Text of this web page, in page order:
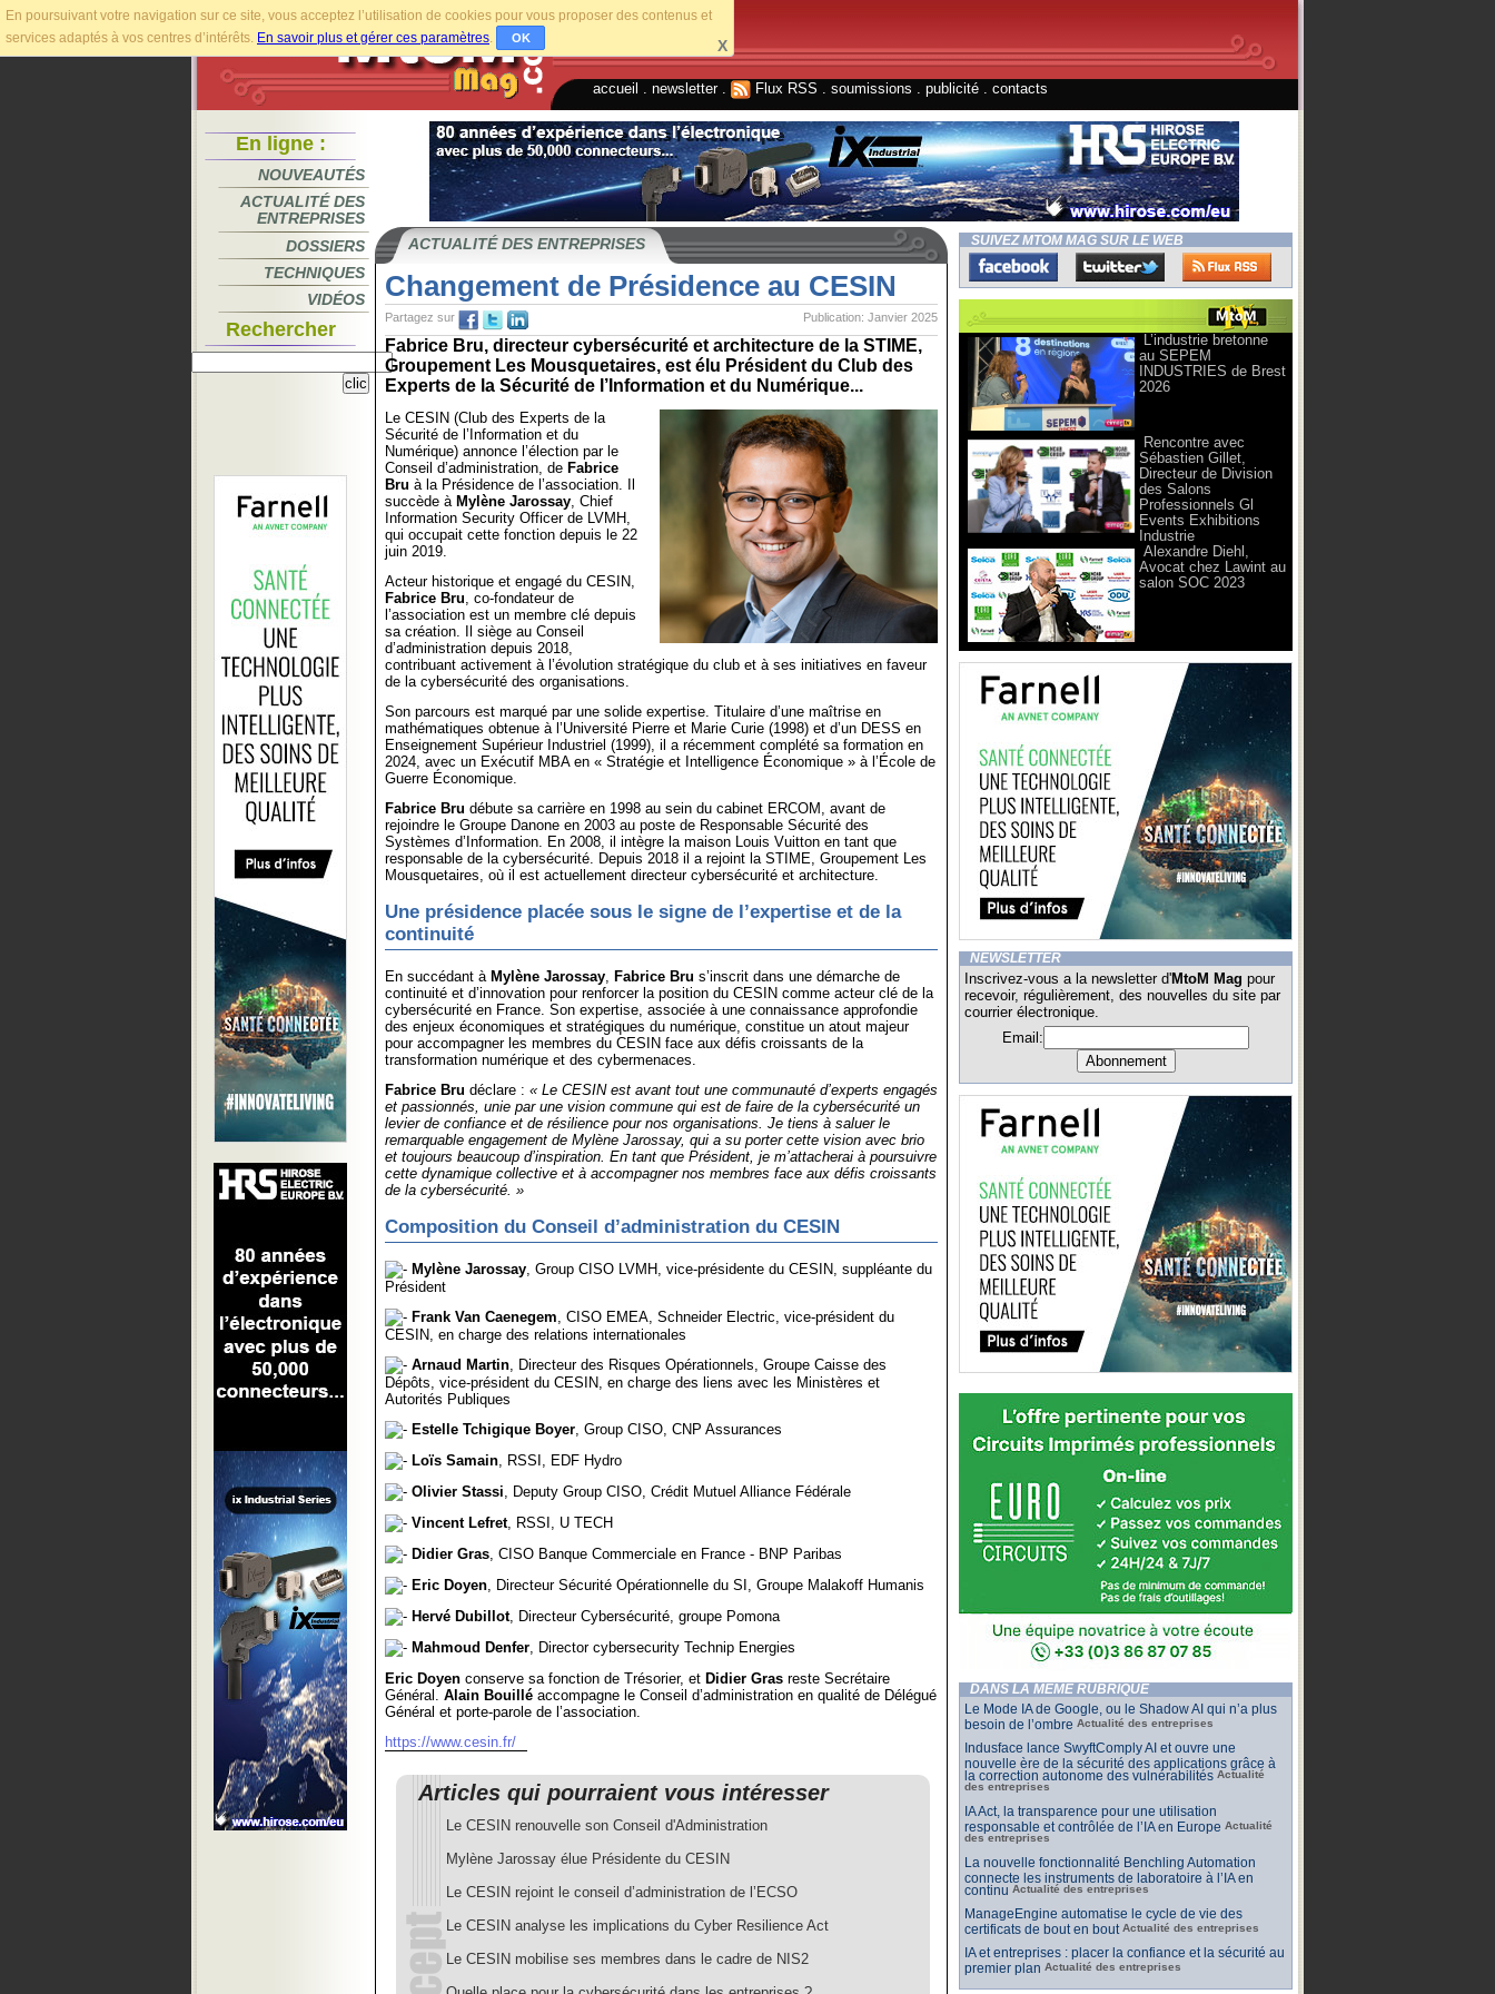
En poursuivant votre navigation sur ce site, vous acceptez l’utilisation de cookies pour vous proposer des contenus et
services adaptés à vos centres d’intérêts. En savoir plus et gérer ces paramètres. OK X
accueil newsletter. Flux RSS soumissions publicité contacts
En ligne :
NOUVEAUTÉS
ACTUALITÉ DES
ENTREPRISES
DOSSIERS
TECHNIQUES
VIDÉOS
Rechercher
ACTUALITÉ DES ENTREPRISES
Changement de Présidence au CESIN
Publication: Janvier 2025
Partagez sur
Fabrice Bru, directeur cybersécurité et architecture de la STIME,
Groupement Les Mousquetaires, est élu Président du Club des
Experts de la Sécurité de l’Information et du Numérique...
Le CESIN (Club des Experts de la
Sécurité de l’Information et du
Numérique) annonce l’élection par le
Conseil d’administration, de Fabrice
Bru à la Présidence de l’association. Il
succède à Mylène Jarossay, Chief
Information Security Officer de LVMH,
qui occupait cette fonction depuis le 22
juin 2019.
Acteur historique et engagé du CESIN,
Fabrice Bru, co-fondateur de
l’association est un membre clé depuis
sa création. Il siège au Conseil
d’administration depuis 2018,
contribuant activement à l’évolution stratégique du club et à ses initiatives en faveur
de la cybersécurité des organisations.
Son parcours est marqué par une solide expertise. Titulaire d’une maîtrise en
mathématiques obtenue à l’Université Pierre et Marie Curie (1998) et d’un DESS en
Enseignement Supérieur Industriel (1999), il a récemment complété sa formation en
2024, avec un Exécutif MBA en « Stratégie et Intelligence Économique » à l’École de
Guerre Économique.
Fabrice Bru débute sa carrière en 1998 au sein du cabinet ERCOM, avant de
rejoindre le Groupe Danone en 2003 au poste de Responsable Sécurité des
Systèmes d’Information. En 2008, il intègre la maison Louis Vuitton en tant que
responsable de la cybersécurité. Depuis 2018 il a rejoint la STIME, Groupement Les
Mousquetaires, où il est actuellement directeur cybersécurité et architecture.
Une présidence placée sous le signe de l’expertise et de la
continuité
En succédant à Mylène Jarossay, Fabrice Bru s’inscrit dans une démarche de
continuité et d’innovation pour renforcer la position du CESIN comme acteur clé de la
cybersécurité en France. Son expertise, associée à une connaissance approfondie
des enjeux économiques et stratégiques du numérique, constitue un atout majeur
pour accompagner les membres du CESIN face aux défis croissants de la
transformation numérique et des cybermenaces.
Fabrice Bru déclare : « Le CESIN est avant tout une communauté d’experts engagés
et passionnés, unie par une vision commune qui est de faire de la cybersécurité un
levier de confiance et de résilience pour nos organisations. Je tiens à saluer le
remarquable engagement de Mylène Jarossay, qui a su porter cette vision avec brio
et toujours beaucoup d’inspiration. En tant que Président, je m’attacherai à poursuivre
cette dynamique collective et à accompagner nos membres face aux défis croissants
de la cybersécurité. »
Composition du Conseil d’administration du CESIN
Mylène Jarossay, Group CISO LVMH, vice-présidente du CESIN, suppléante du
Président
Frank Van Caenegem, CISO EMEA, Schneider Electric, vice-président du
CESIN, en charge des relations internationales
Arnaud Martin, Directeur des Risques Opérationnels, Groupe Caisse des
Dépôts, vice-président du CESIN, en charge des liens avec les Ministères et
Autorités Publiques
Estelle Tchigique Boyer, Group CISO, CNP Assurances
Loïs Samain, RSSI, EDF Hydro
Olivier Stassi, Deputy Group CISO, Crédit Mutuel Alliance Fédérale
Vincent Lefret, RSSI, U TECH
Didier Gras, CISO Banque Commerciale en France - BNP Paribas
Eric Doyen, Directeur Sécurité Opérationnelle du SI, Groupe Malakoff Humanis
Hervé Dubillot, Directeur Cybersécurité, groupe Pomona
Mahmoud Denfer, Director cybersecurity Technip Energies
Eric Doyen conserve sa fonction de Trésorier, et Didier Gras reste Secrétaire
Général. Alain Bouillé accompagne le Conseil d’administration en qualité de Délégué
Général et porte-parole de l’association.
https://www.cesin.fr/
Articles qui pourraient vous intéresser
Le CESIN renouvelle son Conseil d'Administration
Mylène Jarossay élue Présidente du CESIN
Le CESIN rejoint le conseil d’administration de l’ECSO
Le CESIN analyse les implications du Cyber Resilience Act
Le CESIN mobilise ses membres dans le cadre de NIS2
SUIVEZ MTOM MAG SUR LE WEB
L’industrie bretonne
au SEPEM
INDUSTRIES de Brest
2026
Rencontre avec
Sébastien Gillet,
Directeur de Division
des Salons
Professionnels Gl
Events Exhibitions
Industrie
Alexandre Diehl,
Avocat chez Lawint au
salon SOC 2023
NEWSLETTER
Inscrivez-vous a la newsletter d'MtoM Mag pour
recevoir, régulièrement, des nouvelles du site par
courrier électronique.
Email:
DANS LA MÊME RUBRIQUE
Le Mode IA de Google, ou le Shadow AI qui n’a plus
besoin de l’ombre Actualité des entreprises
Indusface lance SwyftComply AI et ouvre une
nouvelle ère de la sécurité des applications grâce à
la correction autonome des vulnérabilités Actualité
des entreprises
IA Act, la transparence pour une utilisation
responsable et contrôlée de l’IA en Europe Actualité
des entreprises
La nouvelle fonctionnalité Benchling Automation
connecte les instruments de laboratoire à l’IA en
continu Actualité des entreprises
ManageEngine automatise le cycle de vie des
certificats de bout en bout Actualité des entreprises
IA et entreprises : placer la confiance et la sécurité au
premier plan Actualité des entreprises